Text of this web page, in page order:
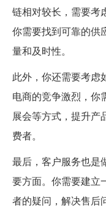
链相对较长，需要考
你需要找到可靠的供
量和及时性。
此外，你还需要考虑
电商的竞争激烈，你
展会等方式，提升产
费者。
最后，客户服务也是
要方面。你需要建立
者的疑问，解决售后